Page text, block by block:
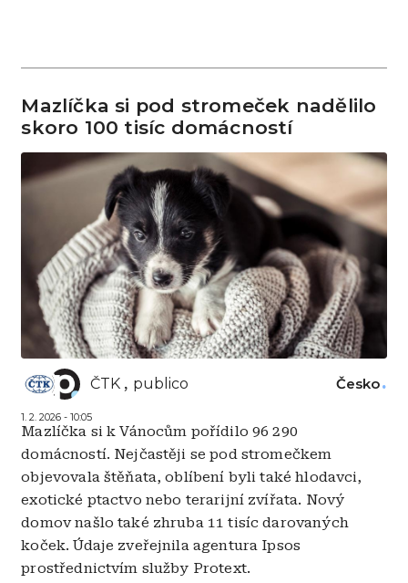
Mazlíčka si pod stromeček nadělilo
skoro 100 tisíc domácností
ČTK publico
1. 2. 2026 - 10:05
Česko
Mazlíčka si k Vánocům pořídilo 96 290
domácností. Nejčastěji se pod stromečkem
objevovala štěňata, oblíbení byli také hlodavci,
exotické ptactvo nebo terarijní zvířata. Nový
domov našlo také zhruba 11 tisíc darovaných
koček. Údaje zveřejnila agentura Ipsos
prostřednictvím služby Protext.